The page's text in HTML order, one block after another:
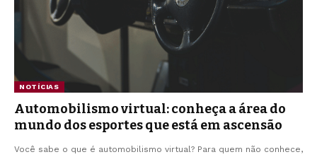
NOTÍCIAS
Automobilismo virtual: conheça a área do
mundo dos esportes que está em ascensão
Você sabe o que é automobilismo virtual? Para quem não conhece,